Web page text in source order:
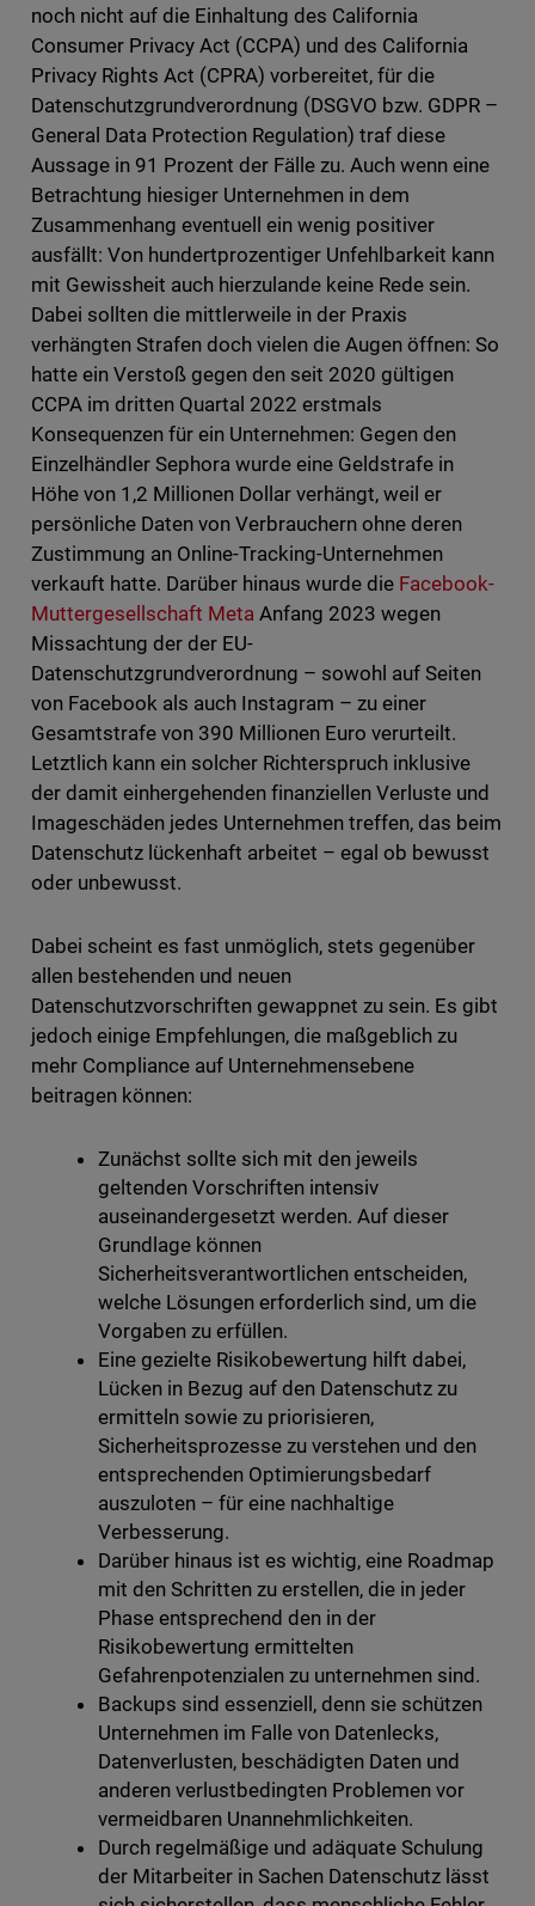
noch nicht auf die Einhaltung des California
Consumer Privacy Act (CCPA) und des California
Privacy Rights Act (CPRA) vorbereitet, für die
Datenschutzgrundverordnung (DSGVO bzw. GDPR –
General Data Protection Regulation) traf diese
Aussage in 91 Prozent der Fälle zu. Auch wenn eine
Betrachtung hiesiger Unternehmen in dem
Zusammenhang eventuell ein wenig positiver
ausfällt: Von hundertprozentiger Unfehlbarkeit kann
mit Gewissheit auch hierzulande keine Rede sein.
Dabei sollten die mittlerweile in der Praxis
verhängten Strafen doch vielen die Augen öffnen: So
hatte ein Verstoß gegen den seit 2020 gültigen
CCPA im dritten Quartal 2022 erstmals
Konsequenzen für ein Unternehmen: Gegen den
Einzelhändler Sephora wurde eine Geldstrafe in
Höhe von 1,2 Millionen Dollar verhängt, weil er
persönliche Daten von Verbrauchern ohne deren
Zustimmung an Online-Tracking-Unternehmen
verkauft hatte. Darüber hinaus wurde die Facebook-
Muttergesellschaft MetaAnfang 2023 wegen
Missachtung der der EU-
Datenschutzgrundverordnung – sowohl auf Seiten
von Facebook als auch Instagram – zu einer
Gesamtstrafe von 390 Millionen Euro verurteilt.
Letztlich kann ein solcher Richterspruch inklusive
der damit einhergehenden finanziellen Verluste und
Imageschäden jedes Unternehmen treffen, das beim
Datenschutz lückenhaft arbeitet – egal ob bewusst
oder unbewusst.
Dabei scheint es fast unmöglich, stets gegenüber
allen bestehenden und neuen
Datenschutzvorschriften gewappnet zu sein. Es gibt
jedoch einige Empfehlungen, die maßgeblich zu
mehr Compliance auf Unternehmensebene
beitragen können:
Zunächst sollte sich mit den jeweils
geltenden Vorschriften intensiv
auseinandergesetzt werden. Auf dieser
Grundlage können
Sicherheitsverantwortlichen entscheiden,
welche Lösungen erforderlich sind, um die
Vorgaben zu erfüllen.
Eine gezielte Risikobewertung hilft dabei,
Lücken in Bezug auf den Datenschutz zu
ermitteln sowie zu priorisieren,
Sicherheitsprozesse zu verstehen und den
entsprechenden Optimierungsbedarf
auszuloten – für eine nachhaltige
Verbesserung.
Darüber hinaus ist es wichtig, eine Roadmap
mit den Schritten zu erstellen, die in jeder
Phase entsprechend den in der
Risikobewertung ermittelten
Gefahrenpotenzialen zu unternehmen sind.
Backups sind essenziell, denn sie schützen
Unternehmen im Falle von Datenlecks,
Datenverlusten, beschädigten Daten und
anderen verlustbedingten Problemen vor
vermeidbaren Unannehmlichkeiten.
Durch regelmäßige und adäquate Schulung
der Mitarbeiter in Sachen Datenschutz lässt